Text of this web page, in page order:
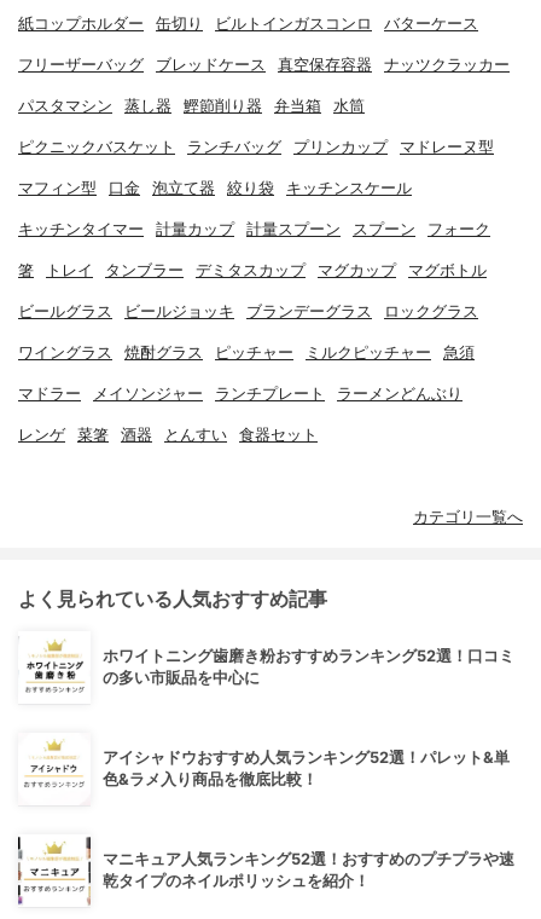
紙コップホルダー 缶切り ビルトインガスコンロ バターケース
フリーザーバッグ ブレッドケース 真空保存容器 ナッツクラッカー
パスタマシン 蒸し器 鰹節削り器 弁当箱 水筒
ピクニックバスケット ランチバッグ プリンカップ マドレーヌ型
マフィン型 口金 泡立て器 絞り袋 キッチンスケール
キッチンタイマー 計量カップ 計量スプーン スプーン フォーク
箸 トレイ タンブラー デミタスカップ マグカップ マグボトル
ビールグラス ビールジョッキ ブランデーグラス ロックグラス
ワイングラス 焼酎グラス ピッチャー ミルクピッチャー 急須
マドラー メイソンジャー ランチプレート ラーメンどんぶり
レンゲ 菜箸 酒器 とんすい 食器セット
カテゴリ一覧へ
よく見られている人気おすすめ記事
ホワイトニング歯磨き粉おすすめランキング52選！口コミ
の多い市販品を中心に
アイシャドウおすすめ人気ランキング52選！パレット&単
色&ラメ入り商品を徹底比較！
マニキュア人気ランキング52選！おすすめのプチプラや速
乾タイプのネイルポリッシュを紹介！